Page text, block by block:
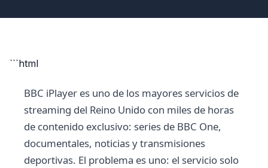
```html
BBC iPlayer es uno de los mayores servicios de
streaming del Reino Unido con miles de horas
de contenido exclusivo: series de BBC One,
documentales, noticias y transmisiones
deportivas. El problema es uno: el servicio solo